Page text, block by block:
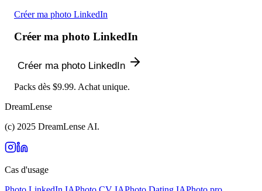
Créer ma photo LinkedIn
Créer ma photo LinkedIn
Créer ma photo LinkedIn
Packs dès $9.99. Achat unique.
DreamLense
(c) 2025 DreamLense AI.
Cas d'usage